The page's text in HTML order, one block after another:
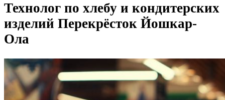
Технолог по хлебу и кондитерских
изделий Перекрёсток Йошкар-
Ола